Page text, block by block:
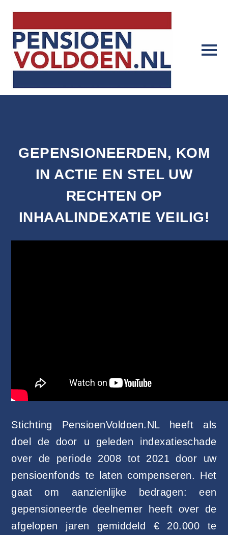
GEPENSIONEERDEN, KOM
IN ACTIE EN STEL UW
RECHTEN OP
INHAALINDEXATIE VEILIG!
Stichting PensioenVoldoen.NL heeft als
doel de door u geleden indexatieschade
over de periode 2008 tot 2021 door uw
pensioenfonds te laten compenseren. Het
gaat om aanzienlijke bedragen: een
gepensioneerde deelnemer heeft over de
afgelopen jaren gemiddeld € 20.000 te